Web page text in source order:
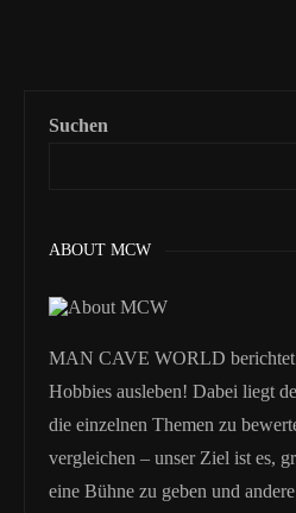
Suchen
ABOUT MCW
MAN CAVE WORLD berichtet
Hobbies ausleben! Dabei liegt
die einzelnen Themen zu
vergleichen – unser Ziel ist es,
eine Bühne zu geben und